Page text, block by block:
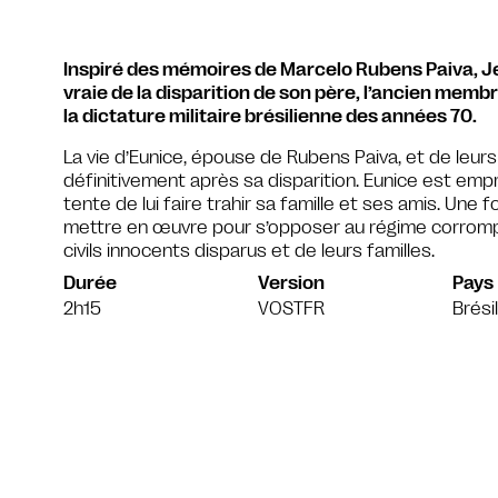
Inspiré des mémoires de Marcelo Rubens Paiva,
vraie de la disparition de son père, l’ancien
la dictature militaire brésilienne des années 70.
La vie d’Eunice, épouse de Rubens Paiva, et de
définitivement après sa disparition. Eunice est
tente de lui faire trahir sa famille et ses amis. Une
mettre en œuvre pour s’opposer au régime
civils innocents disparus et de leurs familles.
Durée
2h15
Version
VOSTFR
Pays